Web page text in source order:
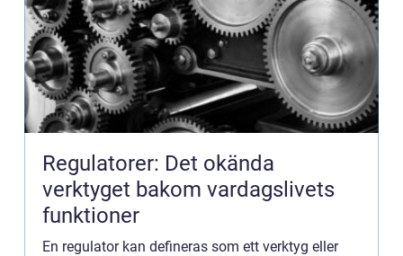
Regulatorer: Det okända
verktyget bakom vardagslivets
funktioner
En regulator kan defineras som ett verktyg eller